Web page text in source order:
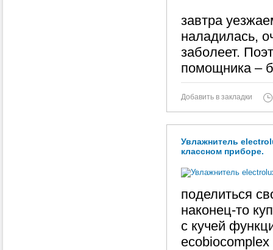
завтра
наладилась,
заболеет.
помощника –
Добавить в закладки
Увлажнитель
классном приборе.
поделиться
наконец-то
с кучей